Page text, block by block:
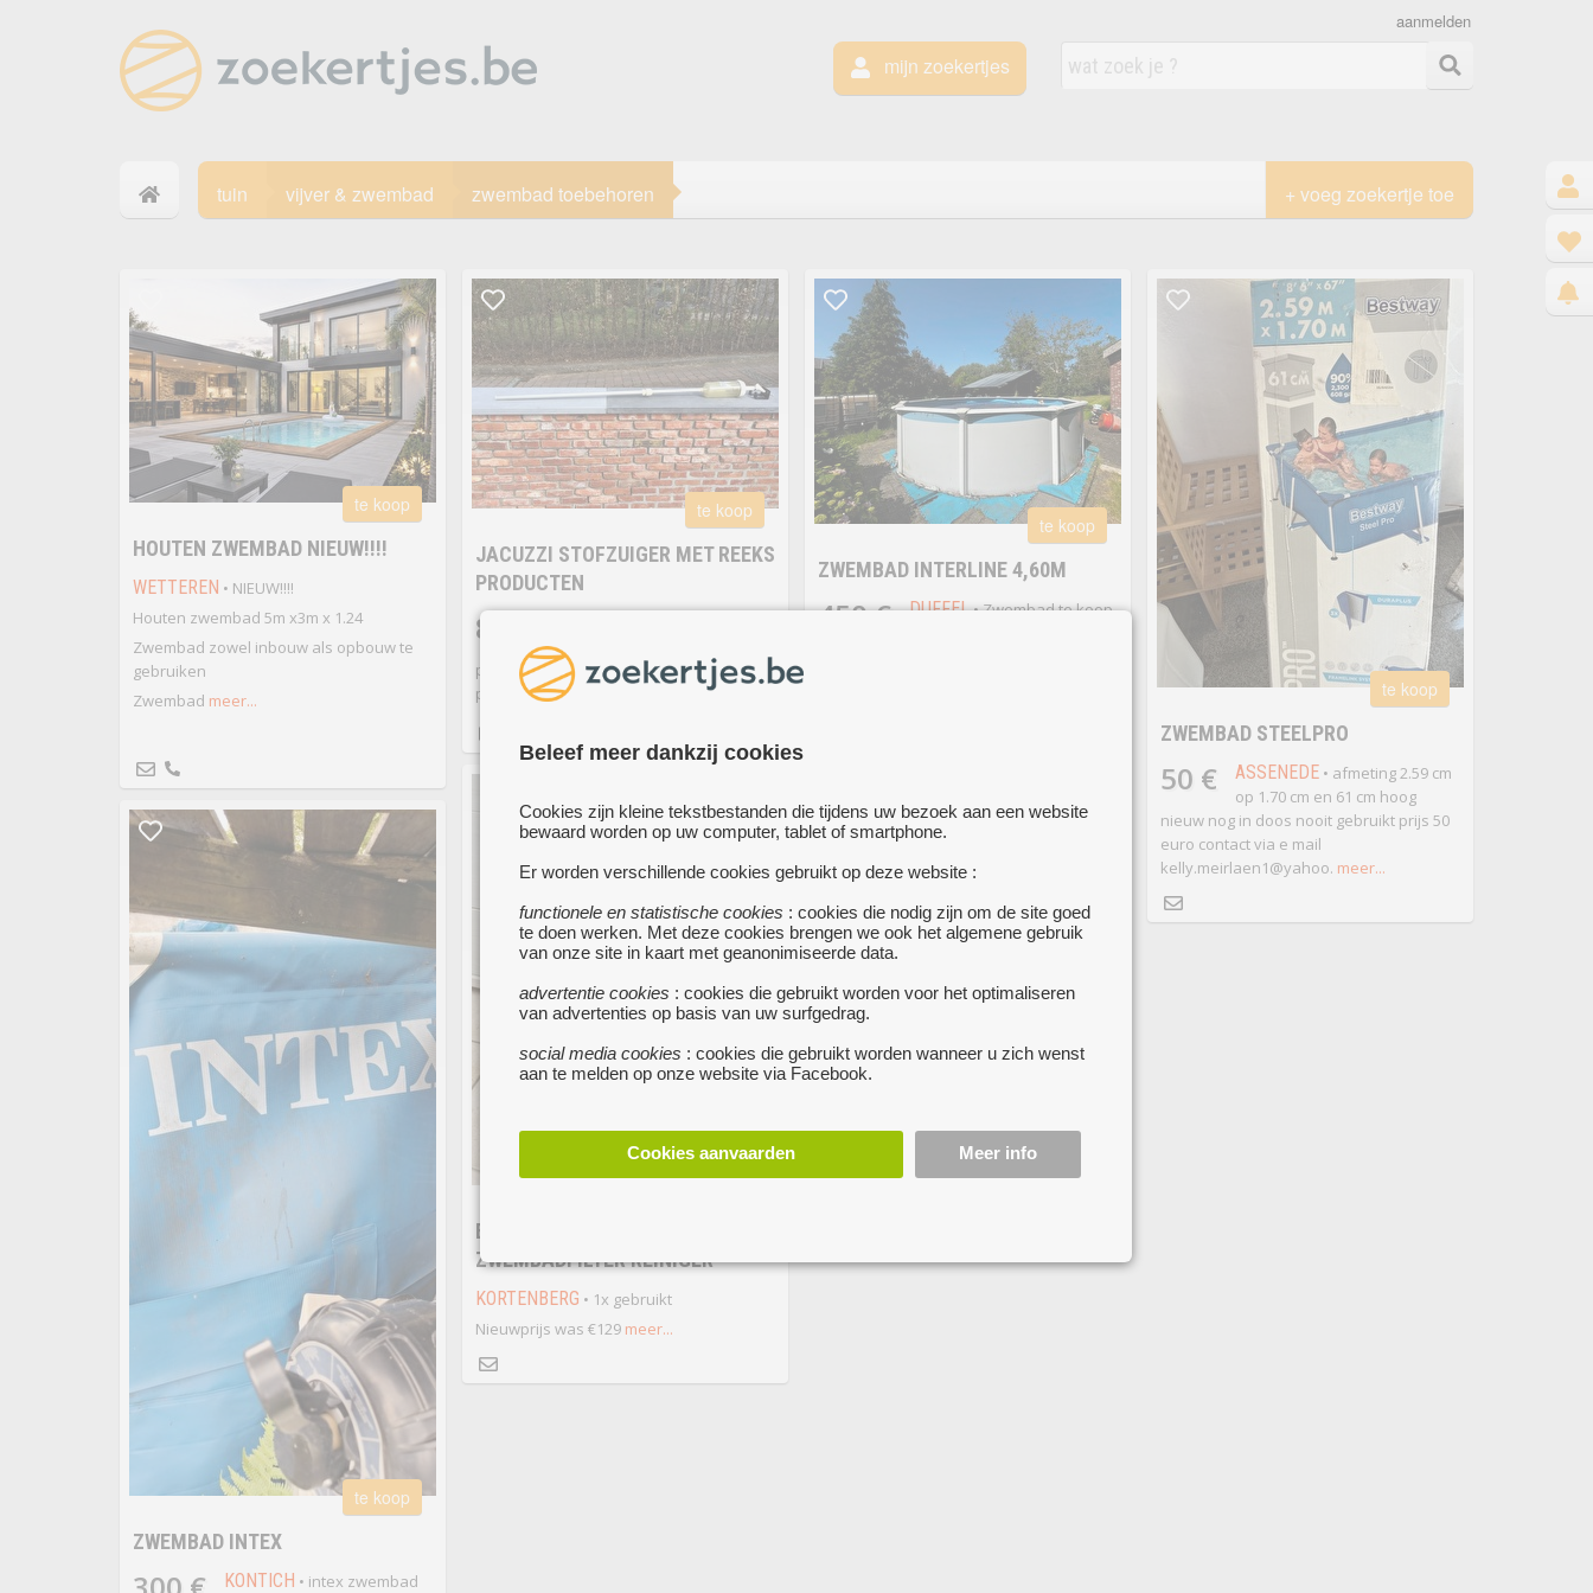
Beleef meer dankzij cookies
Cookies zijn kleine tekstbestanden die tijdens uw bezoek aan een website
bewaard worden op uw computer, tablet of smartphone.
Er worden verschillende cookies gebruikt op deze website :
functionele en statistische cookies : cookies die nodig zijn om de site goed
te doen werken. Met deze cookies brengen we ook het algemene gebruik
van onze site in kaart met geanonimiseerde data.
advertentie cookies : cookies die gebruikt worden voor het optimaliseren
van advertenties op basis van uw surfgedrag.
social media cookies : cookies die gebruikt worden wanneer u zich wenst
aan te melden op onze website via Facebook.
Cookies aanvaarden Meer info
mijn zoekertjes
aanmelden
tuin vijver & zwembad zwembad toebehoren + voeg zoekertje toe
te koop
HOUTEN ZWEMBAD NIEUW!!!!
WETTEREN • NIEUW!!!!
Houten zwembad 5m x3m x 1.24
Zwembad zowel inbouw als opbouw te
gebruiken
Zwembad meer...
te koop
JACUZZI STOFZUIGER MET REEKS
PRODUCTEN
84.90 €
producten: stofzuiger biosoft bioclear
ph+ ph- chloor...
te koop
ZWEMBAD INTERLINE 4,60M
450 € DUFFEL• Zwembad te koop
te koop
ZWEMBAD STEELPRO
50 € ASSENEDE • afmeting 2.59 cm
op 1.70 cm en 61 cm hoog
nieuw nog in doos nooit gebruikt prijs 50
euro contact via e mail
kelly.meirlaen1@yahoo. meer...
ESTELLE JACUZZI OF
ZWEMBADFILTER REINIGER
KORTENBERG • 1x gebruikt
Nieuwprijs was €129 meer...
te koop
ZWEMBAD INTEX
KONTICH • intex zwembad